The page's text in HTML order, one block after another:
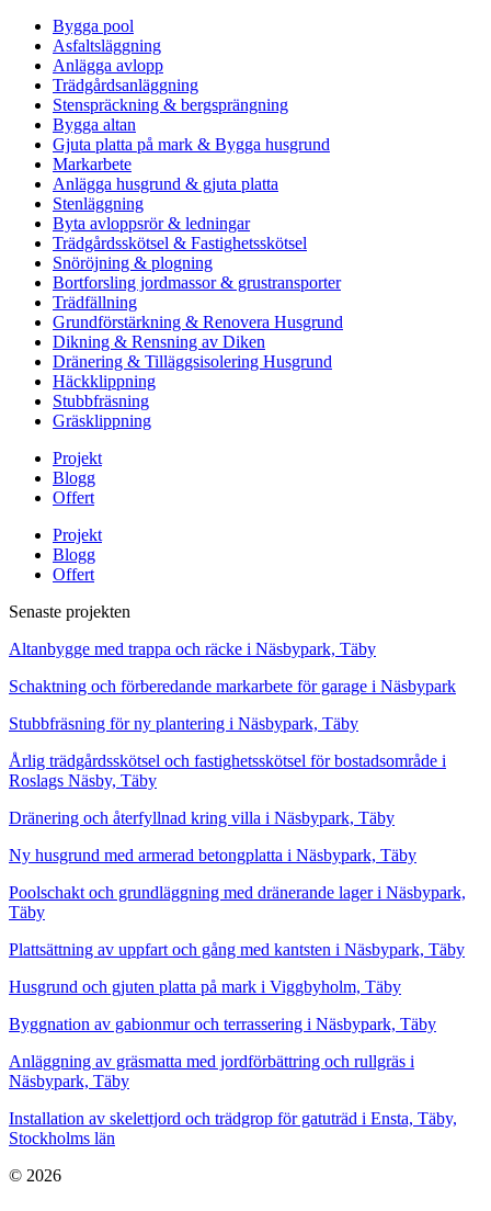
Bygga pool
Asfaltsläggning
Anlägga avlopp
Trädgårdsanläggning
Stenspräckning & bergsprängning
Bygga altan
Gjuta platta på mark & Bygga husgrund
Markarbete
Anlägga husgrund & gjuta platta
Stenläggning
Byta avloppsrör & ledningar
Trädgårdsskötsel & Fastighetsskötsel
Snöröjning & plogning
Bortforsling jordmassor & grustransporter
Trädfällning
Grundförstärkning & Renovera Husgrund
Dikning & Rensning av Diken
Dränering & Tilläggsisolering Husgrund
Häckklippning
Stubbfräsning
Gräsklippning
Projekt
Blogg
Offert
Projekt
Blogg
Offert
Senaste projekten
Altanbygge med trappa och räcke i Näsbypark, Täby
Schaktning och förberedande markarbete för garage i Näsbypark
Stubbfräsning för ny plantering i Näsbypark, Täby
Årlig trädgårdsskötsel och fastighetsskötsel för bostadsområde i
Roslags Näsby, Täby
Dränering och återfyllnad kring villa i Näsbypark, Täby
Ny husgrund med armerad betongplatta i Näsbypark, Täby
Poolschakt och grundläggning med dränerande lager i Näsbypark,
Täby
Plattsättning av uppfart och gång med kantsten i Näsbypark, Täby
Husgrund och gjuten platta på mark i Viggbyholm, Täby
Byggnation av gabionmur och terrassering i Näsbypark, Täby
Anläggning av gräsmatta med jordförbättring och rullgräs i
Näsbypark, Täby
Installation av skelettjord och trädgrop för gatuträd i Ensta, Täby,
Stockholms län
© 2026